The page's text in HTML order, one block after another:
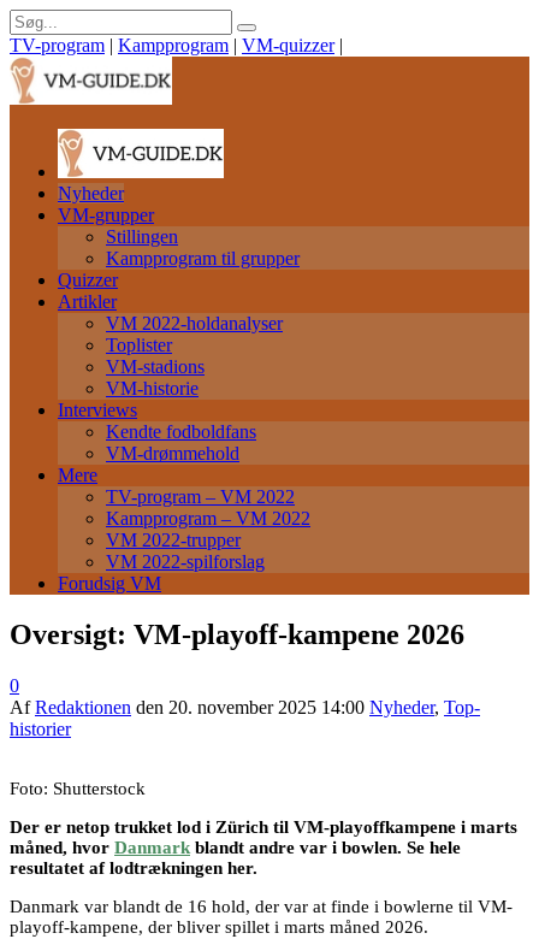
TV-program | Kampprogram | VM-quizzer |
Nyheder
VM-grupper
Stillingen
Kampprogram til grupper
Quizzer
Artikler
VM 2022-holdanalyser
Toplister
VM-stadions
VM-historie
Interviews
Kendte fodboldfans
VM-drømmehold
Mere
TV-program – VM 2022
Kampprogram – VM 2022
VM 2022-trupper
VM 2022-spilforslag
Forudsig VM
Oversigt: VM-playoff-kampene 2026
0
AfRedaktionen den 20. november 2025 14:00 Nyheder, Top-
historier
Foto: Shutterstock
Der er netop trukket lod i Zürich til VM-playoffkampene i marts
måned, hvor Danmark blandt andre var i bowlen. Se hele
resultatet af lodtrækningen her.
Danmark var blandt de 16 hold, der var at finde i bowlerne til VM-
playoff-kampene, der bliver spillet i marts måned 2026.